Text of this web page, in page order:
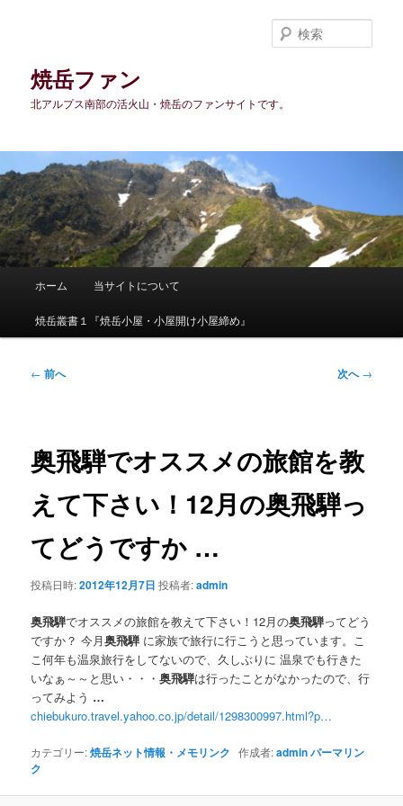
移
動
焼岳ファン
北アルプス南部の活火山・焼岳のファンサイトです。
索
メ
ホーム 当サイトについて
焼岳叢書１『焼岳小屋・小屋開け小屋締め』
投
ゲ
ー
ョ
ン
← 前へ 次へ→
奥飛騨でオススメの旅館を教
えて下さい！12月の奥飛騨っ
てどうですか …
投稿日時:2012年12月7日 投稿者:admin
奥飛騨でオススメの旅館を教えて下さい！12月の奥飛騨ってどう
ですか？ 今月奥飛騨 に家族で旅行に行こうと思っています。こ
こ何年も温泉旅行をしてないので、久しぶりに 温泉でも行きた
いなぁ～～と思い・・・奥飛騨は行ったことがなかったので、行
ってみよう …
chiebukuro.travel.yahoo.co.jp/detail/1298300997.html?p…
カテゴリー:焼岳ネット情報・メモリンク 作成者:adminパーマリン
ク